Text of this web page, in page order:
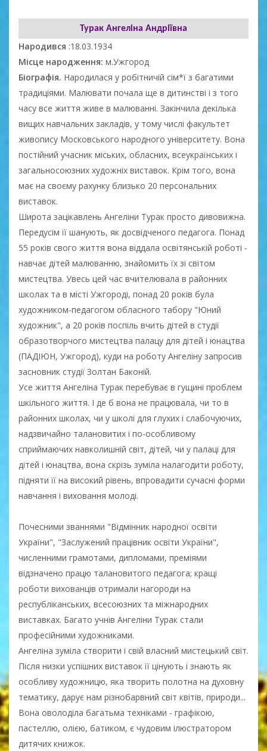
Турак Ангеліна Андріївна
Народився :18.03.1934
Місце народження: м.Ужгород
Біографія. Народилася у робітничій сім*ї з багатими
традиціями. Малювати почала ще в дитинстві і з того
часу все життя живе в малюванні. Закінчила декілька
вищих навчальних закладів, у тому числі факультет
живопису Московського народного університету. Вона
постійний учасник міських, обласних, всеукраїнських і
загальносоюзних художніх виставок. Крім того, вона
має на своєму рахунку близько 20 персональних
виставок.
Широта зацікавлень Ангеліни Турак просто дивовижна.
Передусім її шанують, як досвідченого педагога. Понад
55 років свого життя вона віддала освітянській роботі -
навчає дітей малюванню, знайомить їх зі світом
мистецтва. Увесь цей час вчителювала в районних
школах та в місті Ужгороді, понад 20 років була
художником-педагогом обласного табору "Юний
художник", а 20 років поспіль вчить дітей в студії
образотворчого мистецтва палацу для дітей і юнацтва
(ПАДІЮН, Ужгород), куди на роботу Ангеліну запросив
засновник студії Золтан Баконій.
Усе життя Ангеліна Турак перебуває в гущині проблем
шкільного життя. І де б вона не працювала, чи то в
районних школах, чи у школі для глухих і слабочуючих,
надзвичайно талановитих і по-особливому
сприймаючих навколишній світ, дітей, чи у палаці для
дітей і юнацтва, вона скрізь зуміла налагодити роботу,
підняти її на високий рівень, впровадити сучасні форми
навчання і виховання молоді.
Почесними званнями "Відмінник народної освіти
України", "Заслужений працівник освіти України",
численними грамотами, дипломами, преміями
відзначено працю талановитого педагога; кращі
роботи вихованців отримали нагороди на
республіканських, всесоюзних та міжнародних
виставках. Багато учнів Ангеліни Турак стали
професійними художниками.
Ангеліна зуміла створити і свій власний мистецький світ.
Після низки успішних виставок її цінують і знають як
особливу художницю, яка творить полотна на духовну
тематику, дарує нам різнобарвний світ квітів, природи...
Вона оволоділа багатьма техніками - графікою,
пастеллю, олією, батиком, є чудовим ілюстратором
дитячих книжок.